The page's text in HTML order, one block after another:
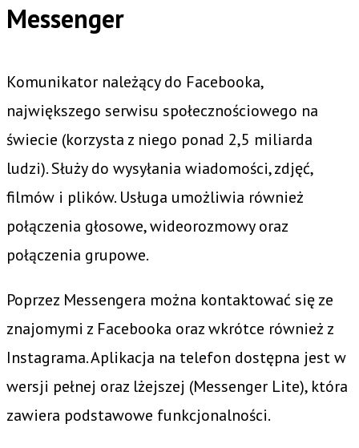
Messenger
Komunikator należący do Facebooka,
największego serwisu społecznościowego na
świecie (korzysta z niego ponad 2,5 miliarda
ludzi). Służy do wysyłania wiadomości, zdjęć,
filmów i plików. Usługa umożliwia również
połączenia głosowe, wideorozmowy oraz
połączenia grupowe.
Poprzez Messengera można kontaktować się ze
znajomymi z Facebooka oraz wkrótce również z
Instagrama. Aplikacja na telefon dostępna jest w
wersji pełnej oraz lżejszej (Messenger Lite), która
zawiera podstawowe funkcjonalności.